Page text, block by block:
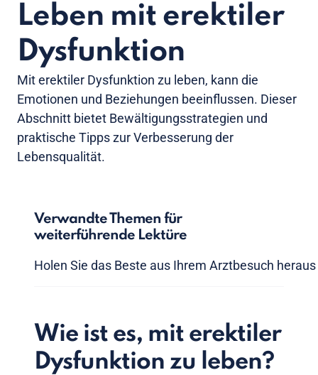
Leben mit erektiler
Dysfunktion
Mit erektiler Dysfunktion zu leben, kann die
Emotionen und Beziehungen beeinflussen. Dieser
Abschnitt bietet Bewältigungsstrategien und
praktische Tipps zur Verbesserung der
Lebensqualität.
Verwandte Themen für
weiterführende Lektüre
Holen Sie das Beste aus Ihrem Arztbesuch heraus
Wie ist es, mit erektiler
Dysfunktion zu leben?